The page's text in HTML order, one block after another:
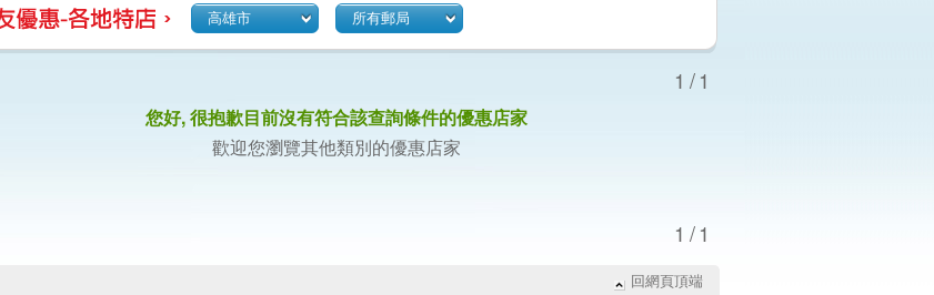
高雄市 所有郵局
1/1
您好, 很抱歉目前沒有符合該查詢條件的優惠店家
歡迎您瀏覽其他類別的優惠店家
1/1
回網頁頂端